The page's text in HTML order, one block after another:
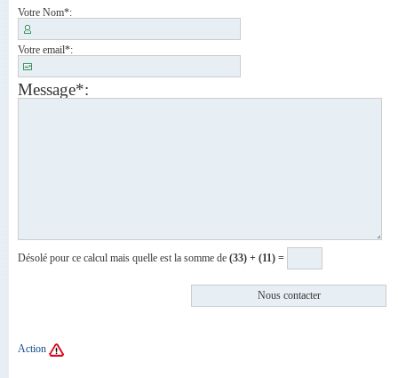
Votre Nom*:
Votre email*:
Message*:
Désolé pour ce calcul mais quelle est la somme de (33) + (11) =
Action